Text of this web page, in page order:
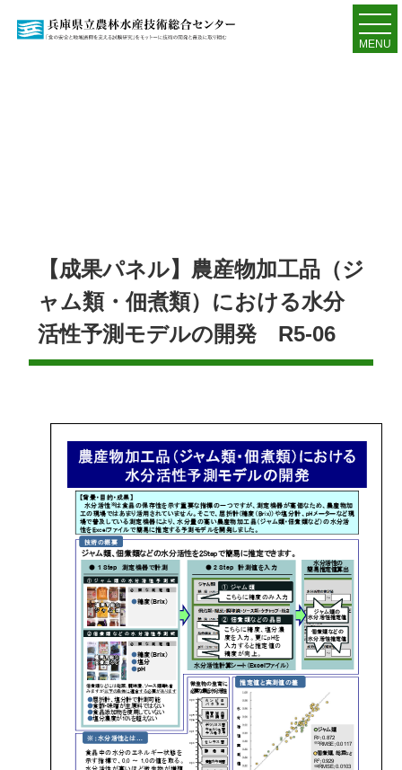
MENU
【成果パネル】農産物加工品（ジ
ャム類・佃煮類）における水分
活性予測モデルの開発 R5-06